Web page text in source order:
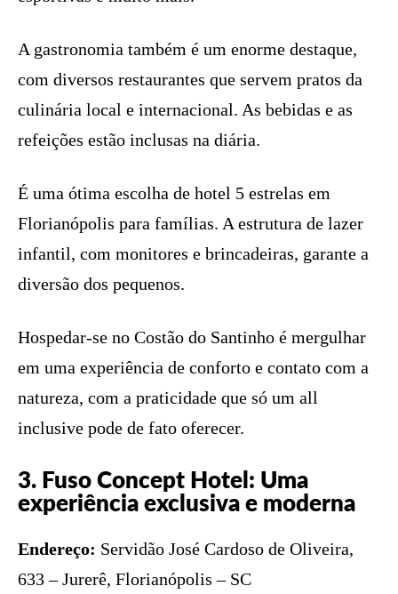
A gastronomia também é um enorme destaque,
com diversos restaurantes que servem pratos da
culinária local e internacional. As bebidas e as
refeições estão inclusas na diária.
É uma ótima escolha de hotel 5 estrelas em
Florianópolis para famílias. A estrutura de lazer
infantil, com monitores e brincadeiras, garante a
diversão dos pequenos.
Hospedar-se no Costão do Santinho é mergulhar
em uma experiência de conforto e contato com a
natureza, com a praticidade que só um all
inclusive pode de fato oferecer.
3. Fuso Concept Hotel: Uma
experiência exclusiva e moderna
Endereço: Servidão José Cardoso de Oliveira,
633 – Jurerê, Florianópolis – SC